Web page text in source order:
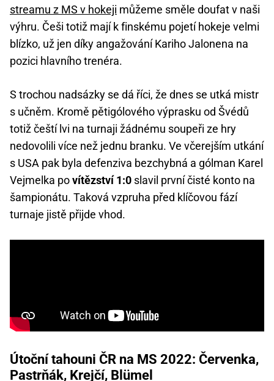
streamu z MS v hokeji můžeme směle doufat v naši
výhru. Češi totiž mají k finskému pojetí hokeje velmi
blízko, už jen díky angažování Kariho Jalonena na
pozici hlavního trenéra.
S trochou nadsázky se dá říci, že dnes se utká mistr
s učněm. Kromě pětigólového výprasku od Švédů
totiž čeští lvi na turnaji žádnému soupeři ze hry
nedovolili více než jednu branku. Ve včerejším utkání
s USA pak byla defenziva bezchybná a gólman Karel
Vejmelka povítězství 1:0 slavil první čisté konto na
šampionátu. Taková vzpruha před klíčovou fází
turnaje jistě přijde vhod.
Útoční tahouni ČR na MS 2022: Červenka,
Pastrňák, Krejčí, Blümel